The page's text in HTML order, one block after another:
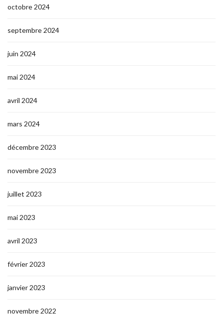
octobre 2024
septembre 2024
juin 2024
mai 2024
avril 2024
mars 2024
décembre 2023
novembre 2023
juillet 2023
mai 2023
avril 2023
février 2023
janvier 2023
novembre 2022